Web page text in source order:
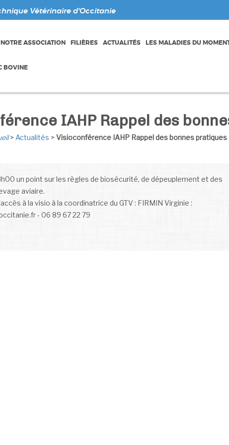
Vétérinaire d'Occitanie
NOTRE ASSOCIATION FILIÈRES ACTUALITÉS LES MALADIES DU
BOVINE
IAHP Rappel des
> Actualités > Visioconférence IAHP Rappel des bonnes pratiques
un point sur les règles de biosécurité, de dépeuplement et des
aviaire.
à la visio à la coordinatrice du GTV : FIRMIN Virginie :
- 06 89 67 22 79